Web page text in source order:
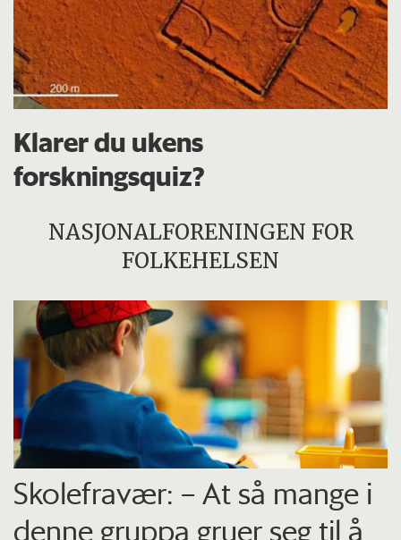
Klarer du ukens
forskningsquiz?
NASJONALFORENINGEN FOR
FOLKEHELSEN
Skolefravær: – At så mange i
denne gruppa gruer seg til å